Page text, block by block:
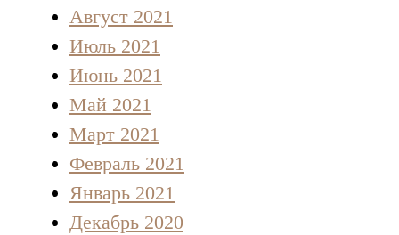
Август 2021
Июль 2021
Июнь 2021
Май 2021
Март 2021
Февраль 2021
Январь 2021
Декабрь 2020